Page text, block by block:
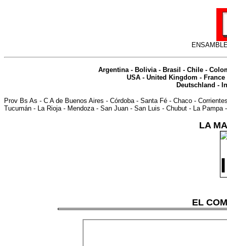
Argentina- Bolivia- Brasil - Chile-
USA- United Kingdom - France
Deutschland -
Prov Bs As - C A de Buenos Aires - Córdoba- Santa Fé - Chaco -
Tucumán - La Rioja- Mendoza- San Juan - San Luis - Chubut - La Pampa
LA
EL